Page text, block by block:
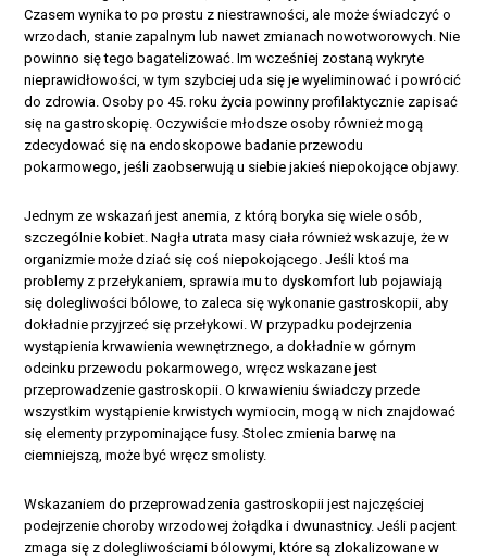
Czasem wynika to po prostu z niestrawności, ale może świadczyć o
wrzodach, stanie zapalnym lub nawet zmianach nowotworowych. Nie
powinno się tego bagatelizować. Im wcześniej zostaną wykryte
nieprawidłowości, w tym szybciej uda się je wyeliminować i powrócić
do zdrowia. Osoby po 45. roku życia powinny profilaktycznie zapisać
się na gastroskopię. Oczywiście młodsze osoby również mogą
zdecydować się na endoskopowe badanie przewodu
pokarmowego, jeśli zaobserwują u siebie jakieś niepokojące objawy.
Jednym ze wskazań jest anemia, z którą boryka się wiele osób,
szczególnie kobiet. Nagła utrata masy ciała również wskazuje, że w
organizmie może dziać się coś niepokojącego. Jeśli ktoś ma
problemy z przełykaniem, sprawia mu to dyskomfort lub pojawiają
się dolegliwości bólowe, to zaleca się wykonanie gastroskopii, aby
dokładnie przyjrzeć się przełykowi. W przypadku podejrzenia
wystąpienia krwawienia wewnętrznego, a dokładnie w górnym
odcinku przewodu pokarmowego, wręcz wskazane jest
przeprowadzenie gastroskopii. O krwawieniu świadczy przede
wszystkim wystąpienie krwistych wymiocin, mogą w nich znajdować
się elementy przypominające fusy. Stolec zmienia barwę na
ciemniejszą, może być wręcz smolisty.
Wskazaniem do przeprowadzenia gastroskopii jest najczęściej
podejrzenie choroby wrzodowej żołądka i dwunastnicy. Jeśli pacjent
zmaga się z dolegliwościami bólowymi, które są zlokalizowane w